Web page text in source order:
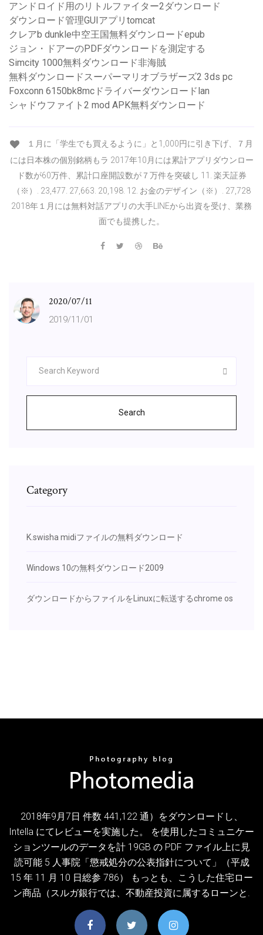
アンドロイド用のリトルファイター2ダウンロード
ダウンロード管理GUIアプリtomcat
クレアb dunkle中空王国無料ダウンロードepub
ジョン・ドアーのPDFダウンロードを測定する
Simcity 1000無料ダウンロード非海賊
無料ダウンロードスーパーマリオブラザーズ2 3ds pc
Foxconn 6150bk8mcドライバーダウンロードlan
シャドウファイト2 mod APK無料ダウンロード
１月に「学生でも買えるように」と1,000円に引き下げ、７月
には日本株の個別銘柄もラ 2017年10月には累計アプリダウンロー
ド数が60万件、累計口座開設数が７万件を突破し 11. 楽天証券
（※）. 23,477. 27,663. 20,198. 12. お金のデザイン（※）. 27,728
2018年１月には無料対話アプリの大手LINEから出資を受け、業務
面でも提携した。
2020/07/11
2019/11/01
Search
Category
K.swisha midiファイルの無料ダウンロード
Windows 10の無料ダウンロード2009
ダウンロードからファイルをLinuxに転送するchrome os
2018年9月7日 件数 441,122 通）をダウンロードし、
Intella にてレビューを実施した。 を使用したコミュニケー
ションツールのデータを計 19GB の PDF ファイル上に見
読可能 5 人事院「懲戒処分の公表指針について」（平成
15 年 11 月 10 日総参 786） もっとも、こうした住宅ロー
ン商品（スルガ銀行では、不動産投資に属するローンと.